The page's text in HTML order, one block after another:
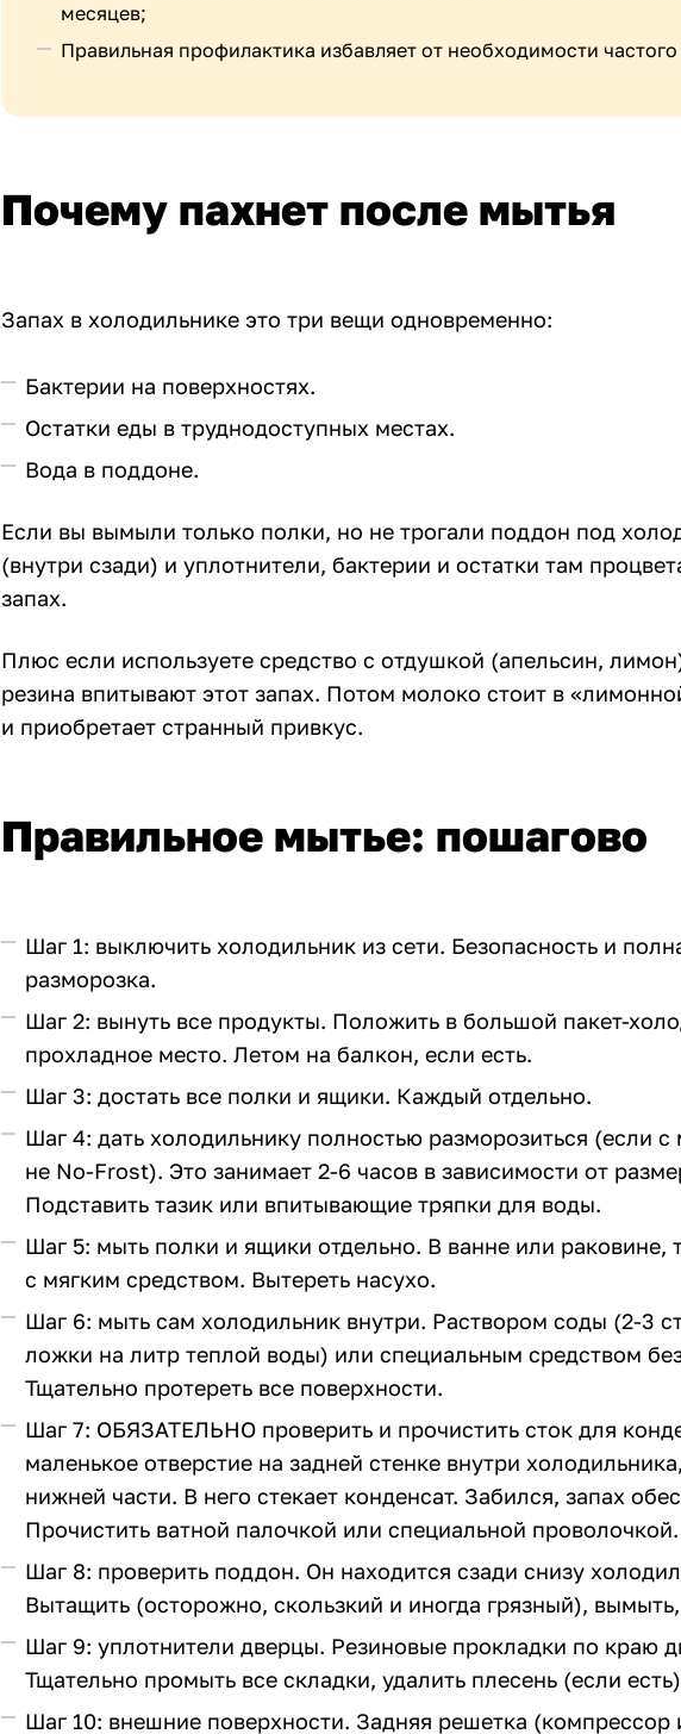
месяцев;
Правильная профилактика избавляет от необходимости
Почему пахнет после мытья
Запах в холодильнике это три вещи одновременно:
Бактерии на поверхностях.
Остатки еды в труднодоступных местах.
Вода в поддоне.
Если вы вымыли только полки, но не трогали поддон под
(внутри сзади) и уплотнители, бактерии и остатки там
запах.
Плюс если используете средство с отдушкой (апельсин,
резина впитывают этот запах. Потом молоко стоит в
и приобретает странный привкус.
Правильное мытье: пошагово
Шаг 1: выключить холодильник из сети. Безопасность и
разморозка.
Шаг 2: вынуть все продукты. Положить в большой пакет-
прохладное место. Летом на балкон, если есть.
Шаг 3: достать все полки и ящики. Каждый отдельно.
Шаг 4: дать холодильнику полностью разморозиться (если с
не No-Frost). Это занимает 2-6 часов в зависимости от
Подставить тазик или впитывающие тряпки для воды.
Шаг 5: мыть полки и ящики отдельно. В ванне или раковине,
с мягким средством. Вытереть насухо.
Шаг 6: мыть сам холодильник внутри. Раствором соды (2-3
ложки на литр теплой воды) или специальным средством
Тщательно протереть все поверхности.
Шаг 7: ОБЯЗАТЕЛЬНО проверить и прочистить сток для
маленькое отверстие на задней стенке внутри
нижней части. В него стекает конденсат. Забился, запах
Прочистить ватной палочкой или специальной проволочкой.
Шаг 8: проверить поддон. Он находится сзади снизу
Вытащить (осторожно, скользкий и иногда грязный),
Шаг 9: уплотнители дверцы. Резиновые прокладки по краю
Тщательно промыть все складки, удалить плесень (если
Шаг 10: внешние поверхности. Задняя решетка (компрессор